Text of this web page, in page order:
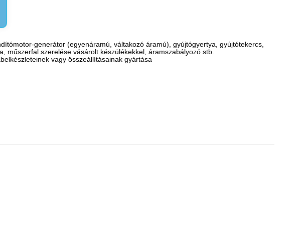
generátor (egyenáramú, váltakozó áramú), gyújtógyertya, gyújtótekercs,
műszerfal szerelése vásárolt készülékekkel, áramszabályozó stb.
vagy összeállításainak gyártása